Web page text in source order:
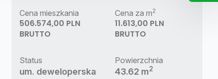
Cena mieszkania
506.574,00 PLN
BRUTTO
Cena za m2
11.613,00 PLN
BRUTTO
Status
um. deweloperska
Powierzchnia
43.62 m2